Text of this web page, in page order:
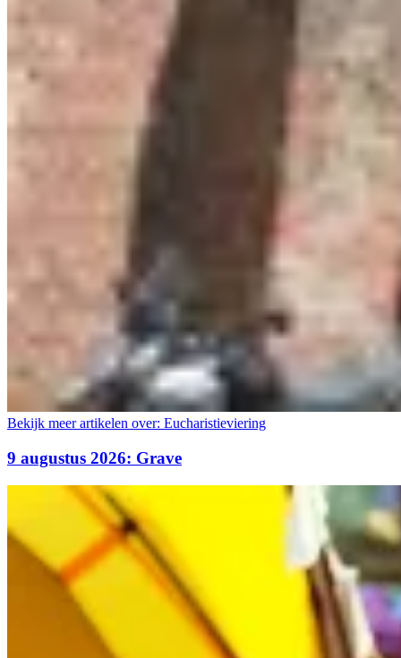
Bekijk meer artikelen over: Eucharistieviering
9 augustus 2026: Grave